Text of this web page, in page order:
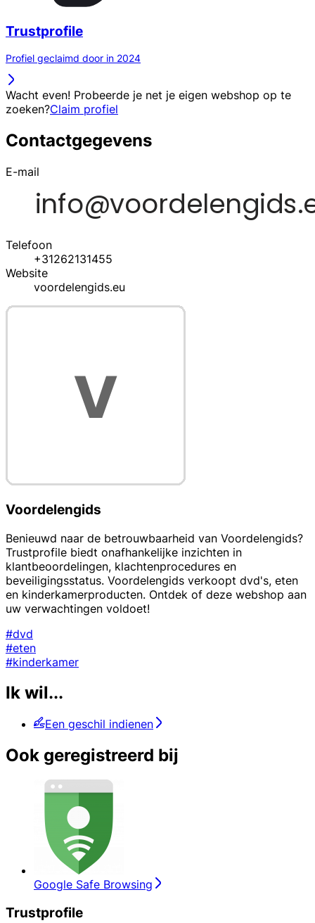
Trustprofile
Profiel geclaimd door in 2024
Wacht even! Probeerde je net je eigen webshop op te
zoeken?Claim profiel
Contactgegevens
E-mail
Telefoon
+31262131455
Website
voordelengids.eu
Voordelengids
Benieuwd naar de betrouwbaarheid van Voordelengids?
Trustprofile biedt onafhankelijke inzichten in
klantbeoordelingen, klachtenprocedures en
beveiligingsstatus. Voordelengids verkoopt dvd's, eten
en kinderkamerproducten. Ontdek of deze webshop aan
uw verwachtingen voldoet!
#dvd
#eten
#kinderkamer
Ik wil...
Een geschil indienen
Ook geregistreerd bij
Google Safe Browsing
Trustprofile